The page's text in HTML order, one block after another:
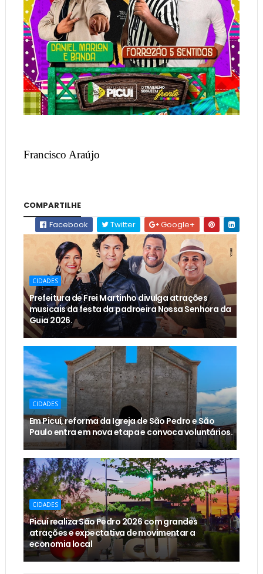
Francisco Araújo
COMPARTILHE
Facebook
Twitter Google+
CIDADES
Prefeitura de Frei Martinho divulga atrações
musicais da festa da padroeira Nossa Senhora da
Guia 2026.
CIDADES
Em Picuí, reforma da Igreja de São Pedro e São
Paulo entra em nova etapa e convoca voluntários.
CIDADES
Picuí realiza São Pedro 2026 com grandes
atrações e expectativa de movimentar a
economia local